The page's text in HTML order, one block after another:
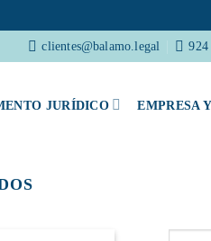
clientes@balamo.legal 924
JURÍDICO EMPRESA